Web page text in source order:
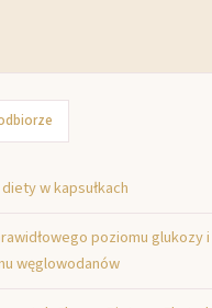
w kapsułkach
poziomu glukozy i
węglowodanów